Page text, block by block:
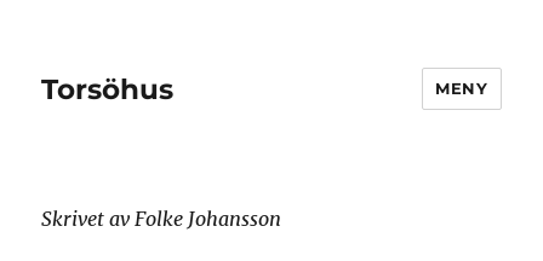
Torsöhus MENY
Skrivet av Folke Johansson